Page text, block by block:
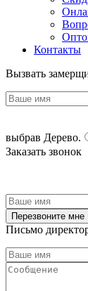
Контакты
Вызвать
выбрав Дерево.
Заказать звонок
Письмо